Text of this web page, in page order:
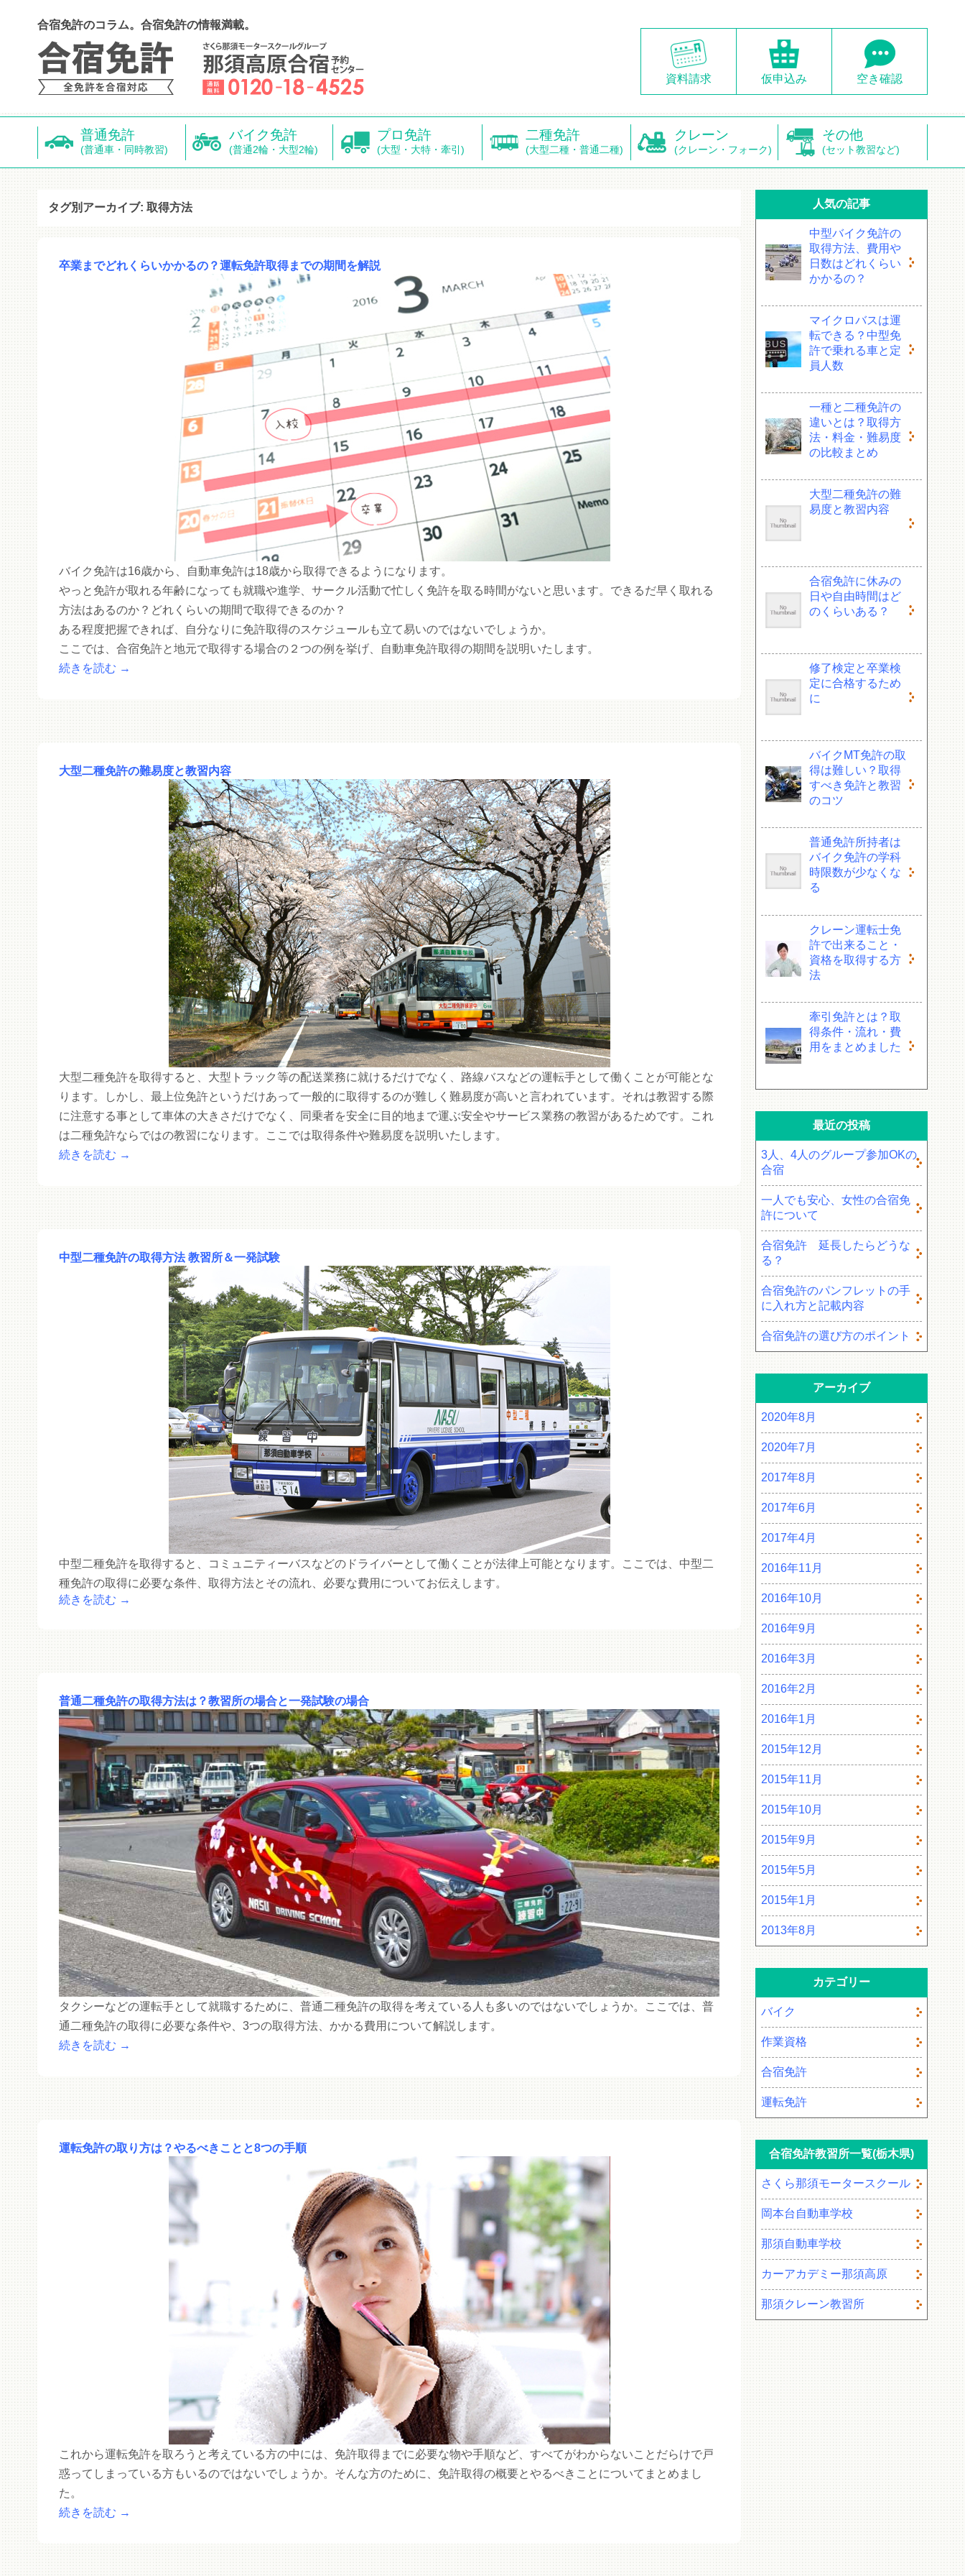
合宿免許のコラム。合宿免許の情報満載。
資料請求 仮申込み 空き確認
普通免許
(普通車・同時教習)
バイク免許
(普通2輪・大型2輪)
プロ免許
(大型・大特・牽引)
二種免許
(大型二種・普通二種)
クレーン
(クレーン・フォーク)
その他
(セット教習など)
タグ別アーカイブ: 取得方法
卒業までどれくらいかかるの？運転免許取得までの期間を解説
バイク免許は16歳から、自動車免許は18歳から取得できるようになります。
やっと免許が取れる年齢になっても就職や進学、サークル活動で忙しく免許を取る時間がないと思います。できるだ早く取れる
方法はあるのか？どれくらいの期間で取得できるのか？
ある程度把握できれば、自分なりに免許取得のスケジュールも立て易いのではないでしょうか。
ここでは、合宿免許と地元で取得する場合の２つの例を挙げ、自動車免許取得の期間を説明いたします。
続きを読む →
大型二種免許の難易度と教習内容
大型二種免許を取得すると、大型トラック等の配送業務に就けるだけでなく、路線バスなどの運転手として働くことが可能とな
ります。しかし、最上位免許というだけあって一般的に取得するのが難しく難易度が高いと言われています。それは教習する際
に注意する事として車体の大きさだけでなく、同乗者を安全に目的地まで運ぶ安全やサービス業務の教習があるためです。これ
は二種免許ならではの教習になります。ここでは取得条件や難易度を説明いたします。
続きを読む →
中型二種免許の取得方法 教習所＆一発試験
中型二種免許を取得すると、コミュニティーバスなどのドライバーとして働くことが法律上可能となります。ここでは、中型二
種免許の取得に必要な条件、取得方法とその流れ、必要な費用についてお伝えします。
続きを読む →
普通二種免許の取得方法は？教習所の場合と一発試験の場合
タクシーなどの運転手として就職するために、普通二種免許の取得を考えている人も多いのではないでしょうか。ここでは、普
通二種免許の取得に必要な条件や、3つの取得方法、かかる費用について解説します。
続きを読む →
運転免許の取り方は？やるべきことと8つの手順
これから運転免許を取ろうと考えている方の中には、免許取得までに必要な物や手順など、すべてがわからないことだらけで戸
惑ってしまっている方もいるのではないでしょうか。そんな方のために、免許取得の概要とやるべきことについてまとめまし
た。
続きを読む →
人気の記事
中型バイク免許の
取得方法、費用や
日数はどれくらい
かかるの？
マイクロバスは運
転できる？中型免
許で乗れる車と定
員人数
一種と二種免許の
違いとは？取得方
法・料金・難易度
の比較まとめ
大型二種免許の難
易度と教習内容
合宿免許に休みの
日や自由時間はど
のくらいある？
修了検定と卒業検
定に合格するため
に
バイクMT免許の取
得は難しい？取得
すべき免許と教習
のコツ
普通免許所持者は
バイク免許の学科
時限数が少なくな
る
クレーン運転士免
許で出来ること・
資格を取得する方
法
牽引免許とは？取
得条件・流れ・費
用をまとめました
最近の投稿
3人、4人のグループ参加OKの
合宿
一人でも安心、女性の合宿免
許について
合宿免許 延長したらどうな
る？
合宿免許のパンフレットの手
に入れ方と記載内容
合宿免許の選び方のポイント
アーカイブ
2020年8月
2020年7月
2017年8月
2017年6月
2017年4月
2016年11月
2016年10月
2016年9月
2016年3月
2016年2月
2016年1月
2015年12月
2015年11月
2015年10月
2015年9月
2015年5月
2015年1月
2013年8月
カテゴリー
バイク
作業資格
合宿免許
運転免許
合宿免許教習所一覧(栃木県)
さくら那須モータースクール
岡本台自動車学校
那須自動車学校
カーアカデミー那須高原
那須クレーン教習所